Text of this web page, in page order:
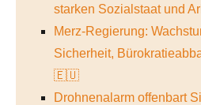
starken Sozialstaat und
Merz-Regierung:
Sicherheit,
🇪🇺
Drohnenalarm offenbart